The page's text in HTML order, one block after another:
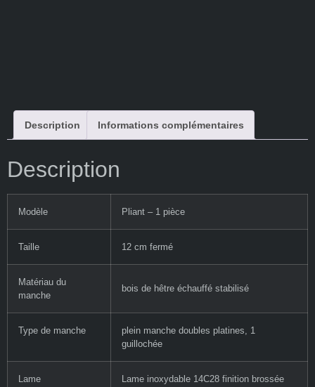
Description Informations complémentaires
Description
Modèle Pliant – 1 pièce
Taille 12 cm fermé
Matériau du
manche
bois de hêtre échauffé stabilisé
Type de manche
plein manche doubles platines, 1
guillochée
Lame Lame inoxydable 14C28 finition brossée